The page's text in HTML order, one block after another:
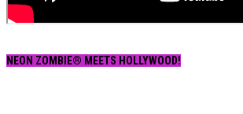
NEON ZOMBIE® MEETS HOLLYWOOD!